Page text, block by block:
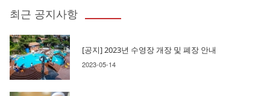
최근 공지사항
[공지] 2023년 수영장 개장 및 폐장 안내
2023-05-14